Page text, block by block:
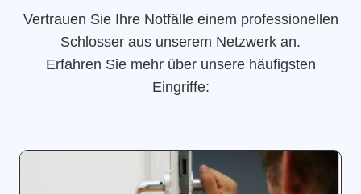
Vertrauen Sie Ihre Notfälle einem professionellen
Schlosser aus unserem Netzwerk an.
Erfahren Sie mehr über unsere häufigsten
Eingriffe: